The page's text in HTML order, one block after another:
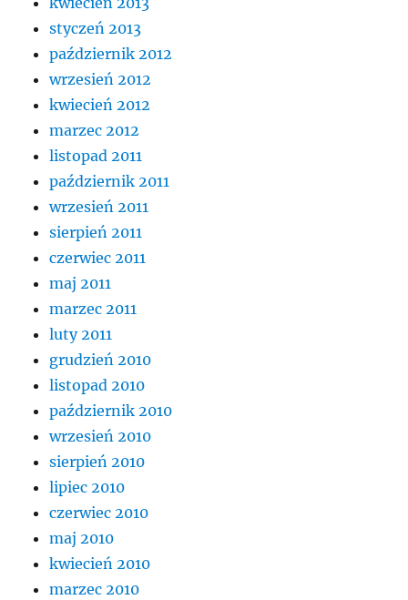
styczeń 2013
październik 2012
wrzesień 2012
kwiecień 2012
marzec 2012
listopad 2011
październik 2011
wrzesień 2011
sierpień 2011
czerwiec 2011
maj 2011
marzec 2011
luty 2011
grudzień 2010
listopad 2010
październik 2010
wrzesień 2010
sierpień 2010
lipiec 2010
czerwiec 2010
maj 2010
kwiecień 2010
marzec 2010